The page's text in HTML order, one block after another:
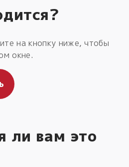
на кнопку ниже, чтобы
окне.
ли вам это